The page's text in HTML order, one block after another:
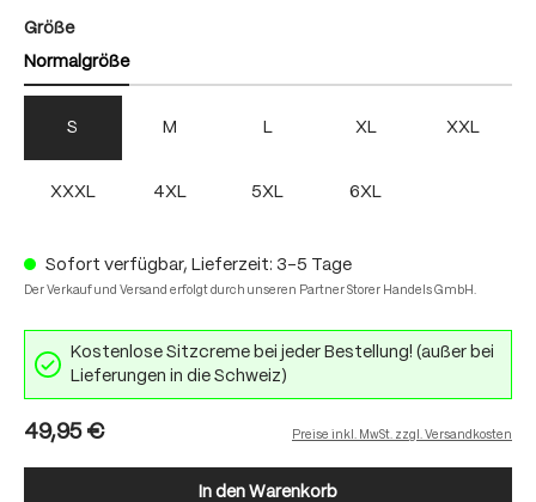
Größeauswählen
Normalgröße
S M L XL XXL
XXXL 4XL 5XL 6XL
Sofort verfügbar, Lieferzeit: 3-5 Tage
Der Verkauf und Versand erfolgt durch unseren Partner Storer Handels GmbH.
Kostenlose Sitzcreme bei jeder Bestellung! (außer bei
Lieferungen in die Schweiz)
49,95 € Preise inkl. MwSt. zzgl. Versandkosten
In den Warenkorb